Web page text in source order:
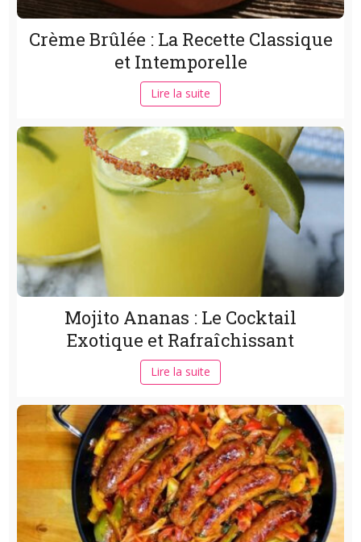
Crème Brûlée : La Recette Classique
et Intemporelle
Lire la suite
Mojito Ananas : Le Cocktail
Exotique et Rafraîchissant
Lire la suite